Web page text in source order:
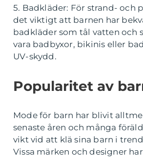
5. Badkläder: För strand- och
det viktigt att barnen har
badkläder som tål vatten och
vara badbyxor, bikinis eller
UV-skydd.
Popularitet av
Mode för barn har blivit
senaste åren och många
vikt vid att klä sina barn i
Vissa märken och designer